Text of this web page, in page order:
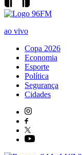
ao vivo
Copa 2026
Economia
Esporte
Política
Segurança
Cidades